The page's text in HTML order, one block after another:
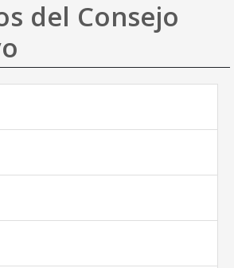
Mapa web
Ayuda
del Consejo